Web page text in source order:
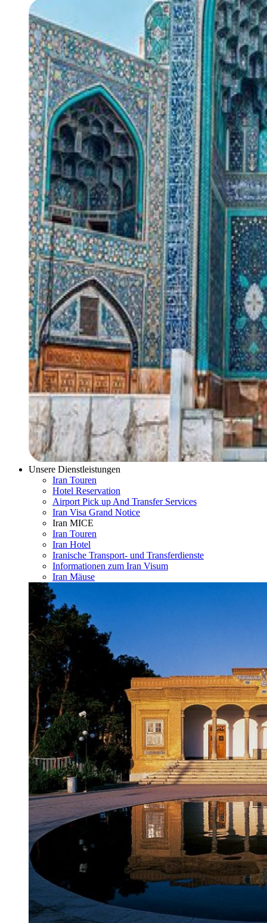
Unsere Dienstleistungen
Iran Touren
Hotel Reservation
Airport Pick up And Transfer Services
Iran Visa Grand Notice
Iran MICE
Iran Touren
Iran Hotel
Iranische Transport- und Transferdienste
Informationen zum Iran Visum
Iran Mäuse